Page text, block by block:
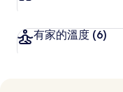
有家的溫度 (6)